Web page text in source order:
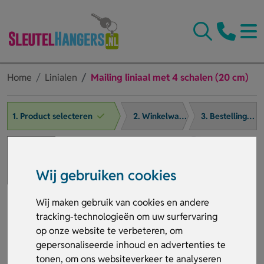
Wij gebruiken cookies
Wij maken gebruik van cookies en andere
tracking-technologieën om uw surfervaring
op onze website te verbeteren, om
gepersonaliseerde inhoud en advertenties te
tonen, om ons websiteverkeer te analyseren
Home Linialen Mailing liniaal met 4 schalen (20 cm)
1. Product selecteren 2. Winkelwagen 3. Bestelling afronden